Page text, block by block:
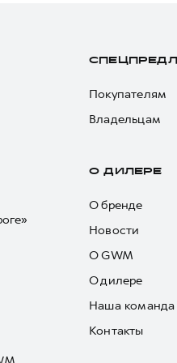
Покупателям
Владельцам
О ДИЛЕРЕ
О бренде
Новости
О GWM
О дилере
Наша команда
Контакты